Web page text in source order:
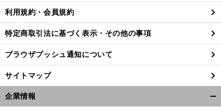
利用規約・会員規約
特定商取引法に基づく表示・その他の事項
ブラウザプッシュ通知について
サイトマップ
企業情報